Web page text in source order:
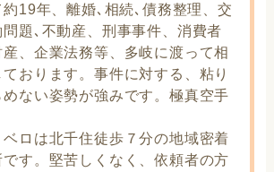
19年、離婚､相続､債務整理、交
題､不動産、刑事事件、消費者
、企業法務等、多岐に渡って相
おります。事件に対する、粘り
ない姿勢が強みです。極真空手
ロは北千住徒歩７分の地域密着
す。堅苦しくなく、依頼者の方